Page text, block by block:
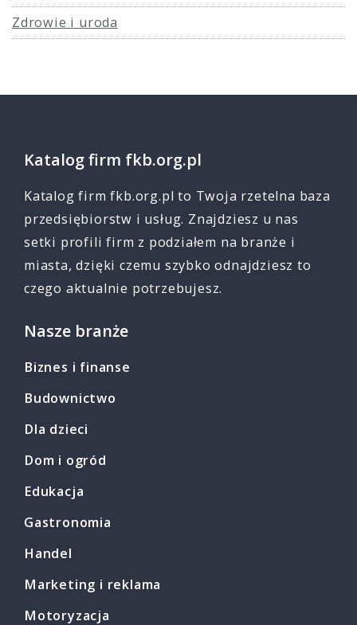
Zdrowie i uroda
Katalog firm fkb.org.pl
Katalog firm fkb.org.pl to Twoja rzetelna baza
przedsiębiorstw i usług. Znajdziesz u nas
setki profili firm z podziałem na branże i
miasta, dzięki czemu szybko odnajdziesz to
czego aktualnie potrzebujesz.
Nasze branże
Biznes i finanse
Budownictwo
Dla dzieci
Dom i ogród
Edukacja
Gastronomia
Handel
Marketing i reklama
Motoryzacja